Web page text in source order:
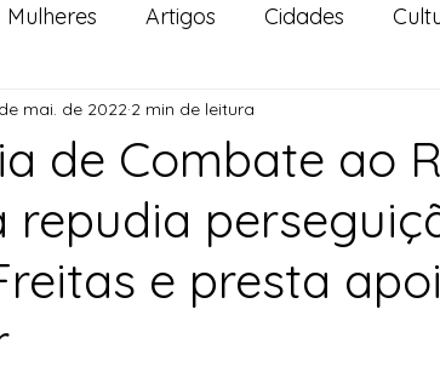
Mulheres Artigos Cidades
Sociais Notícias
Projetos de Lei Política
Indicação Água Agricultura
de Combate ao
repudia
e presta
mai. de 2022 2 min de leitura